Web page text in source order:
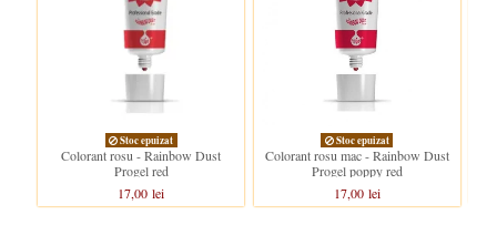
Stoc epuizat
Colorant rosu - Rainbow Dust
Progel red
17,00 lei
Stoc epuizat
Colorant rosu mac - Rainbow Dust
Progel poppy red
17,00 lei